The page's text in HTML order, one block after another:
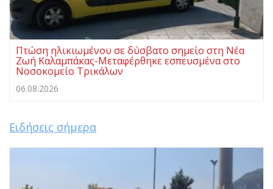
Πτώση ηλικιωμένου σε δύσβατο σημείο στη Νέα
Ζωή Καλαμπάκας-Μεταφέρθηκε εσπευσμένα στο
Νοσοκομείο Τρικάλων
06.08.2026
Ειδήσεις σήμερα